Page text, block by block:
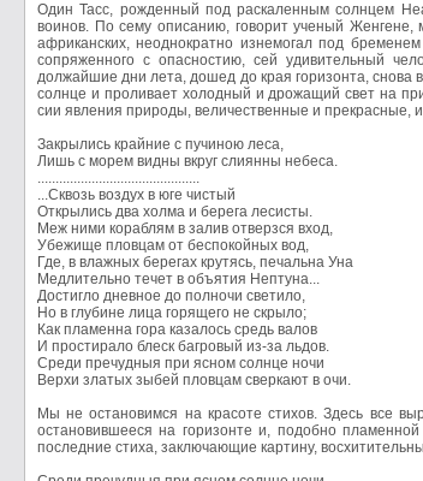
Один Тасс, рожденный под раскаленным солнцем
воинов. По сему описанию, говорит ученый Женгене,
африканских, неоднократно изнемогал под
сопряженного с опасностию, сей удивительный
должайшие дни лета, дошед до края горизонта, снова
солнце и проливает холодный и дрожащий свет на
сии явления природы, величественные и прекрасные,
Закрылись крайние с пучиною леса,
Лишь с морем видны вкруг слиянны небеса.
.............................................
...Сквозь воздух в юге чистый
Открылись два холма и берега лесисты.
Меж ними кораблям в залив отверзся вход,
Убежище пловцам от беспокойных вод,
Где, в влажных берегах крутясь, печальна Уна
Медлительно течет в объятия Нептуна...
Достигло дневное до полночи светило,
Но в глубине лица горящего не скрыло;
Как пламенна гора казалось средь валов
И простирало блеск багровый из-за льдов.
Среди пречудныя при ясном солнце ночи
Верхи златых зыбей пловцам сверкают в очи.
Мы не остановимся на красоте стихов. Здесь все
остановившееся на горизонте и, подобно
последние стиха, заключающие картину,